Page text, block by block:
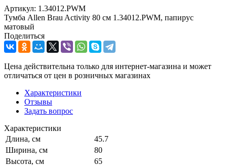
Артикул: 1.34012.PWM
Тумба Allen Brau Activity 80 см 1.34012.PWM, папирус
матовый
Поделиться
Цена действительна только для интернет-магазина и может
отличаться от цен в розничных магазинах
Характеристики
Отзывы
Задать вопрос
Характеристики
Длина, см
45.7
Ширина, см
80
Высота, см
65